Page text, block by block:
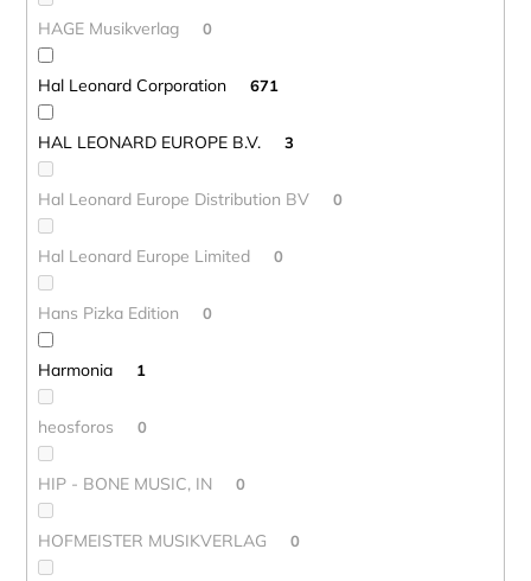
HAGE Musikverlag 0
Hal Leonard Corporation 671
HAL LEONARD EUROPE B.V. 3
Hal Leonard Europe Distribution BV 0
Hal Leonard Europe Limited 0
Hans Pizka Edition 0
Harmonia 1
heosforos 0
HIP - BONE MUSIC, IN 0
HOFMEISTER MUSIKVERLAG 0